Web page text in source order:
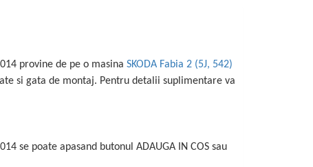
provine de pe o masina SKODA Fabia 2 (5J, 542)
si gata de montaj. Pentru detalii suplimentare va
se poate apasand butonul ADAUGA IN COS sau